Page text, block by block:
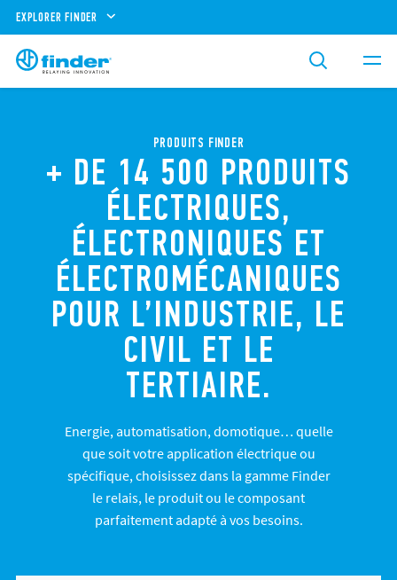
EXPLORER FINDER
PRODUITS FINDER
+ DE 14 500 PRODUITS
ÉLECTRIQUES,
ÉLECTRONIQUES ET
ÉLECTROMÉCANIQUES
POUR L’INDUSTRIE, LE
CIVIL ET LE
TERTIAIRE.
Energie, automatisation, domotique… quelle
que soit votre application électrique ou
spécifique, choisissez dans la gamme Finder
le relais, le produit ou le composant
parfaitement adapté à vos besoins.